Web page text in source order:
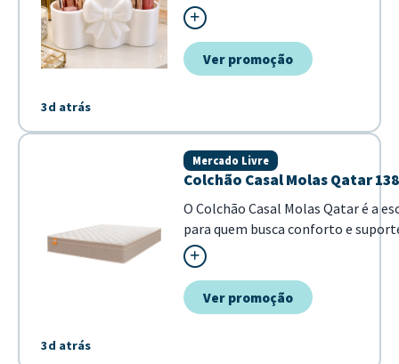
3d atrás
ele destaca-se pelo design
Ver promoção
3d atrás
Colchão Casal Molas Qatar
Mercado Livre
O Colchão Casal Molas Qatar é a
para quem busca conforto e
descanso diário. Com dimensões
22cm de altura, ele se adapta
camas de casal padrão. - Estrutura
molas para melhor suporte -
Ver promoção